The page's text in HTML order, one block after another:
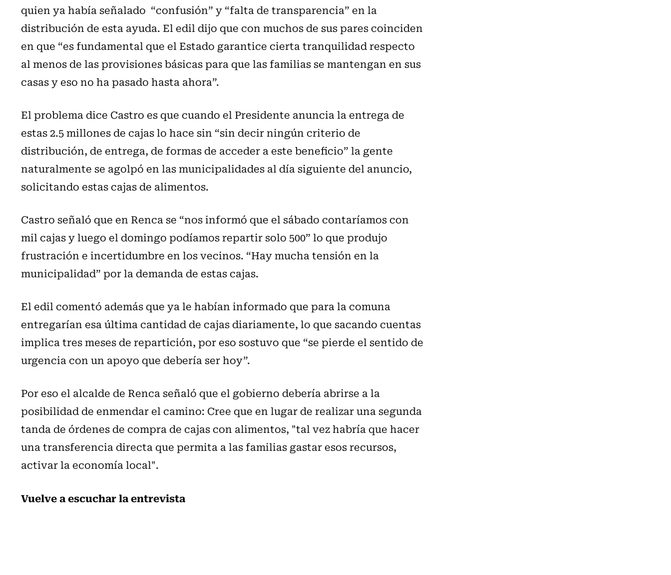
quien ya había señalado “confusión” y “falta de transparencia” en la
distribución de esta ayuda. El edil dijo que con muchos de sus pares coinciden
en que “es fundamental que el Estado garantice cierta tranquilidad respecto
al menos de las provisiones básicas para que las familias se mantengan en sus
casas y eso no ha pasado hasta ahora”.
El problema dice Castro es que cuando el Presidente anuncia la entrega de
estas 2.5 millones de cajas lo hace sin “sin decir ningún criterio de
distribución, de entrega, de formas de acceder a este beneficio” la gente
naturalmente se agolpó en las municipalidades al día siguiente del anuncio,
solicitando estas cajas de alimentos.
Castro señaló que en Renca se “nos informó que el sábado contaríamos con
mil cajas y luego el domingo podíamos repartir solo 500” lo que produjo
frustración e incertidumbre en los vecinos. “Hay mucha tensión en la
municipalidad” por la demanda de estas cajas.
El edil comentó además que ya le habían informado que para la comuna
entregarían esa última cantidad de cajas diariamente, lo que sacando cuentas
implica tres meses de repartición, por eso sostuvo que “se pierde el sentido de
urgencia con un apoyo que debería ser hoy”.
Por eso el alcalde de Renca señaló que el gobierno debería abrirse a la
posibilidad de enmendar el camino: Cree que en lugar de realizar una segunda
tanda de órdenes de compra de cajas con alimentos, "tal vez habría que hacer
una transferencia directa que permita a las familias gastar esos recursos,
activar la economía local".
Vuelve a escuchar la entrevista